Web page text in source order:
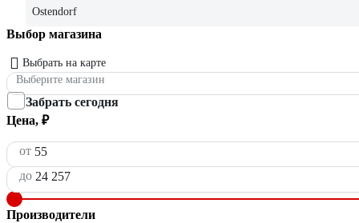
Ostendorf
Выбор магазина
Выбрать на карте
Выберите магазин
Забрать сегодня
Цена, ₽
от
до
Производители